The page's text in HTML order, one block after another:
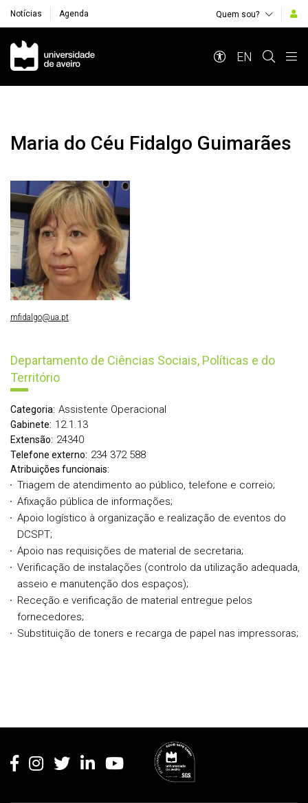
Notícias Agenda Quem sou?
Navegação Principal
EN
Maria do Céu Fidalgo Guimarães
Departamento de Ciências Sociais, Políticas e do
Território
Categoria: Assistente Operacional
Gabinete: 12.1.13
Extensão: 24340
Telefone externo: 234 372 588
Atribuições funcionais:
Triagem de atendimento ao público, telefone e correio;
Afixação pública de informações;
Apoio logístico à organização e realização de eventos do
DCSPT;
Apoio nas requisições de material de secretaria;
Verificação de instalações (controlo da utilização adequada,
asseio e manutenção dos espaços);
Receção e verificação de material entregue pelos
fornecedores;
Substituição de toners e recarga de papel nas impressoras;
mfidalgo@ua.pt